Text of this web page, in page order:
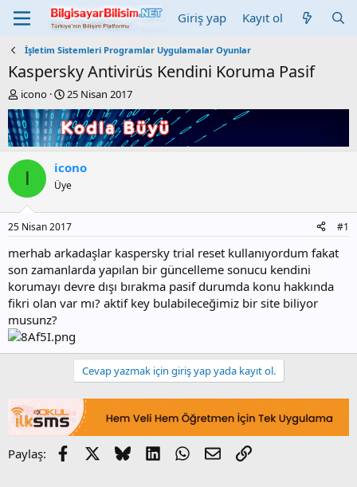
Giriş yap Kayıt ol
İşletim Sistemleri Programlar Uygulamalar Oyunlar
Kaspersky Antivirüs Kendini Koruma Pasif
K
o
n
b
u
y
b
a
ş
l
a
t
n
icono
B
a
ş
l
a
n
ı
t
a
r
i
h
i
25 Nisan 2017
I icono
Üye
25 Nisan 2017 #1
merhab arkadaşlar kaspersky trial reset kullanıyordum fakat
son zamanlarda yapılan bir güncelleme sonucu kendini
korumayı devre dışı bırakma pasif durumda konu hakkında
fikri olan var mı? aktif key bulabileceğimiz bir site biliyor
musunz?
Cevap yazmak için giriş yap yada kayıt ol.
Paylaş: Facebook BlueskyLinkedInWhatsApp
E-postaLink